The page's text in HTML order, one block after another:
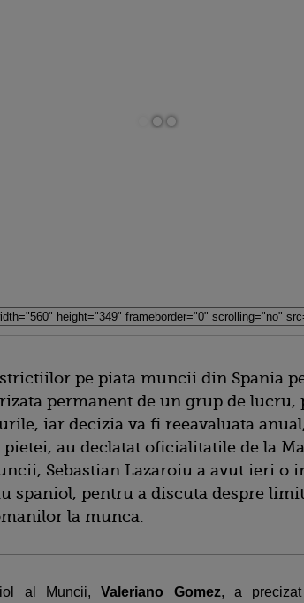
pe piata muncii din Spania
permanent de un grup de lucru,
iar decizia va fi reeavaluata
au declatat oficialitatile de la
Sebastian Lazaroiu a avut ieri o
spaniol, pentru a discuta despre
la munca.
al Muncii,Valeriano Gomez, a